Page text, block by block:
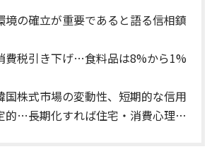
境の確立が重要であると語る信相鎮
費税引き下げ…食料品は8%から1%
国株式市場の変動性、短期的な信用
的…長期化すれば住宅・消費心理に